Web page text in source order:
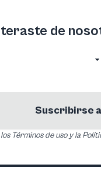
de
Suscribirse
Términos de uso y la